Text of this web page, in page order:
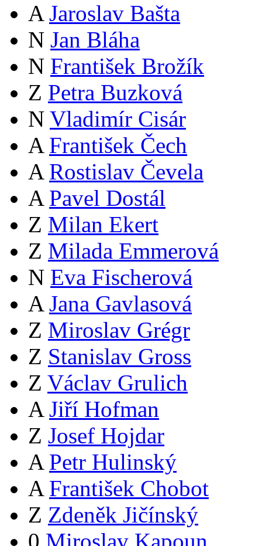
A Jaroslav Bašta
N Jan Bláha
N František Brožík
Z Petra Buzková
N Vladimír Cisár
A František Čech
A Rostislav Čevela
A Pavel Dostál
Z Milan Ekert
Z Milada Emmerová
N Eva Fischerová
A Jana Gavlasová
Z Miroslav Grégr
Z Stanislav Gross
Z Václav Grulich
A Jiří Hofman
Z Josef Hojdar
A Petr Hulinský
A František Chobot
Z Zdeněk Jičínský